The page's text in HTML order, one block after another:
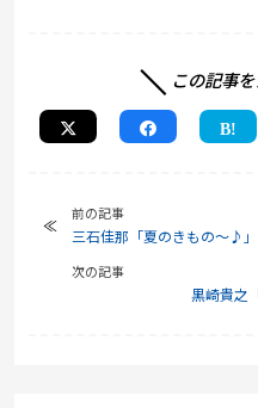
この記事
前の記事
三石佳那「夏のきもの～♪」
次の記事
黒崎貴之